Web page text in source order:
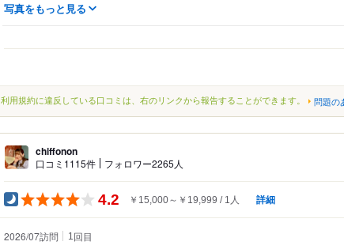
写真をもっと見る
利用規約に違反している口コミは、右のリンクから報告することができます。 問題の
chiffonon
口コミ1115件 フォロワー2265人
4.2 ￥15,000～￥19,999 1人 詳細
2026/07訪問 1回目